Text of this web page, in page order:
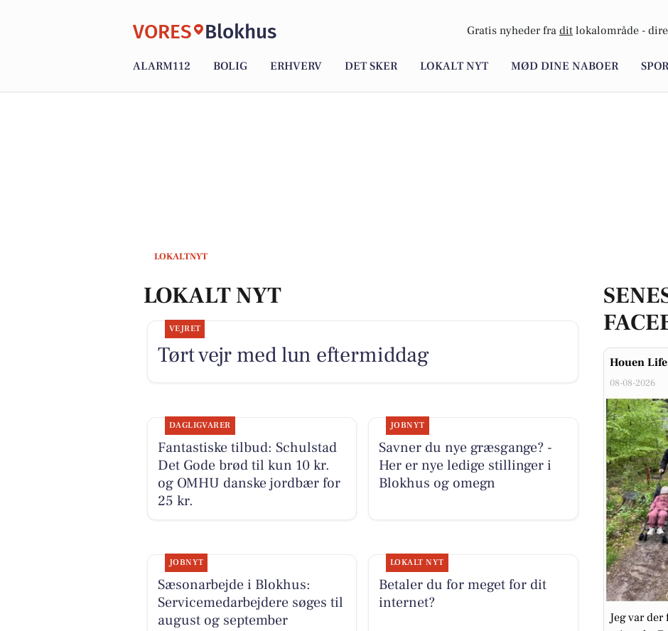
VORES Blokhus Gratis nyheder fra dit lokalområde -
ALARM112 BOLIG ERHVERV DET SKER LOKALT NYT MØD DINE NABOER
LOKALTNYT
Houen
08-08-2026
Jeg var
LOKALT NYT
VEJRET
Tørt vejr med lun eftermiddag
DAGLIGVARER
Fantastiske tilbud: Schulstad
Det Gode brød til kun 10 kr.
og OMHU danske jordbær for
25 kr.
JOBNYT
Savner du nye græsgange? -
Her er nye ledige stillinger i
Blokhus og omegn
JOBNYT
Sæsonarbejde i Blokhus:
Servicemedarbejdere søges til
august og september
LOKALT NYT
Betaler du for meget for dit
internet?